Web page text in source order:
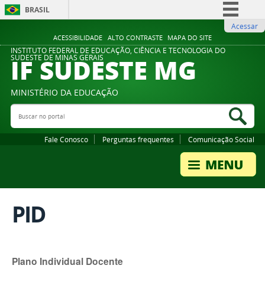
ACESSIBILIDADE ALTO CONTRASTE MAPA DO SITE
BRASIL
Comunica BR
Participe
Legislação
Acessar
INSTITUTO FEDERAL DE EDUCAÇÃO, CIÊNCIA E TECNOLOGIA DO
SUDESTE DE MINAS GERAIS
IF SUDESTE MG
MINISTÉRIO DA EDUCAÇÃO
Buscar no portal
Fale Conosco Perguntas frequentes Comunicação Social
PID
Plano Individual Docente